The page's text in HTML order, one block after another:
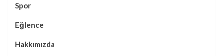
Spor
Eğlence
Hakkımızda